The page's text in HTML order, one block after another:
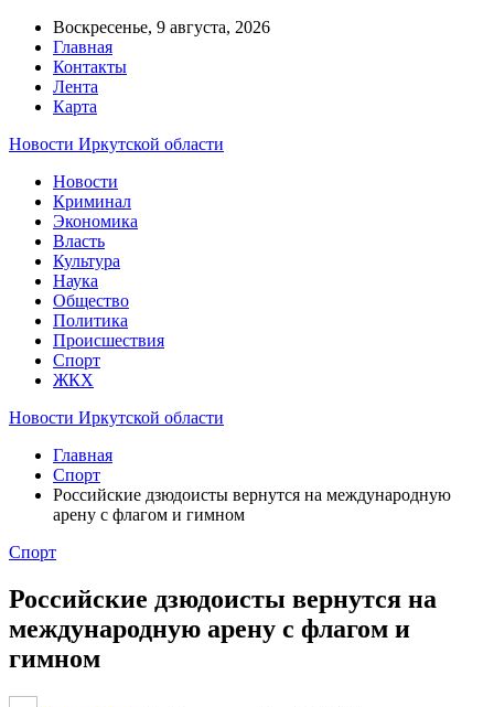
Воскресенье, 9 августа, 2026
Главная
Контакты
Лента
Карта
Новости Иркутской области
Новости
Криминал
Экономика
Власть
Культура
Наука
Общество
Политика
Происшествия
Спорт
ЖКХ
Новости Иркутской области
Главная
Спорт
Российские дзюдоисты вернутся на международную
арену с флагом и гимном
Спорт
Российские дзюдоисты вернутся на
международную арену с флагом и
гимном